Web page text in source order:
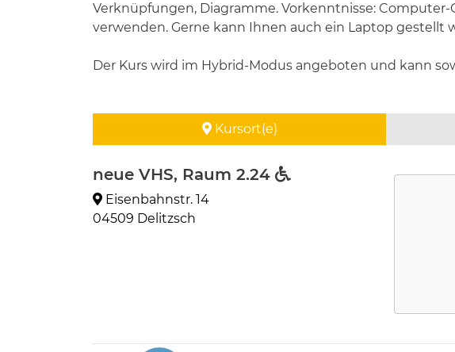
Verknüpfungen, Diagramme. Vorkenntnisse:
verwenden. Gerne kann Ihnen auch ein Laptop gestellt
Der Kurs wird im Hybrid-Modus angeboten und kann
Kursort(e)
neue VHS, Raum 2.24
Eisenbahnstr. 14
04509 Delitzsch